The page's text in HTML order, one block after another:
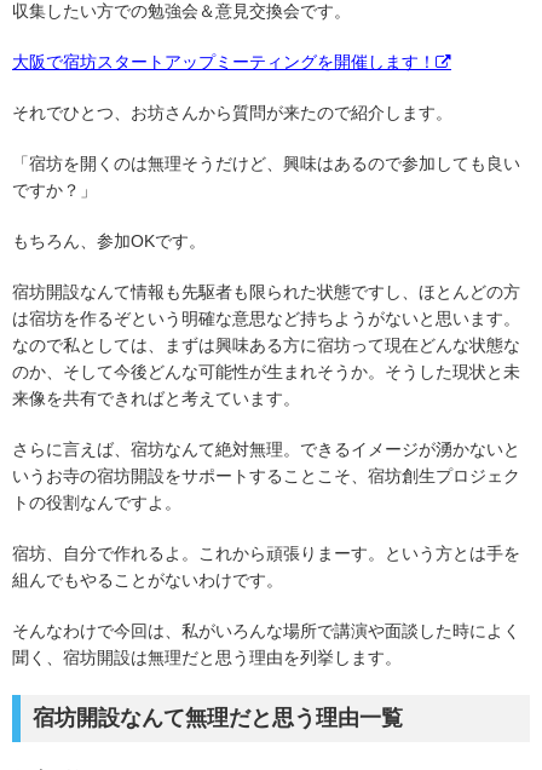
収集したい方での勉強会＆意見交換会です。
大阪で宿坊スタートアップミーティングを開催します！
それでひとつ、お坊さんから質問が来たので紹介します。
「宿坊を開くのは無理そうだけど、興味はあるので参加しても良い
ですか？」
もちろん、参加OKです。
宿坊開設なんて情報も先駆者も限られた状態ですし、ほとんどの方
は宿坊を作るぞという明確な意思など持ちようがないと思います。
なので私としては、まずは興味ある方に宿坊って現在どんな状態な
のか、そして今後どんな可能性が生まれそうか。そうした現状と未
来像を共有できればと考えています。
さらに言えば、宿坊なんて絶対無理。できるイメージが湧かないと
いうお寺の宿坊開設をサポートすることこそ、宿坊創生プロジェク
トの役割なんですよ。
宿坊、自分で作れるよ。これから頑張りまーす。という方とは手を
組んでもやることがないわけです。
そんなわけで今回は、私がいろんな場所で講演や面談した時によく
聞く、宿坊開設は無理だと思う理由を列挙します。
宿坊開設なんて無理だと思う理由一覧